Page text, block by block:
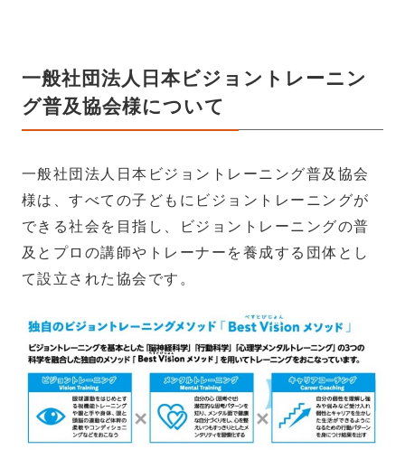
一般社団法人日本ビジョントレーニン
グ普及協会様について
一般社団法人日本ビジョントレーニング普及協会
様は、すべての子どもにビジョントレーニングが
できる社会を目指し、ビジョントレーニングの普
及とプロの講師やトレーナーを養成する団体とし
て設立された協会です。